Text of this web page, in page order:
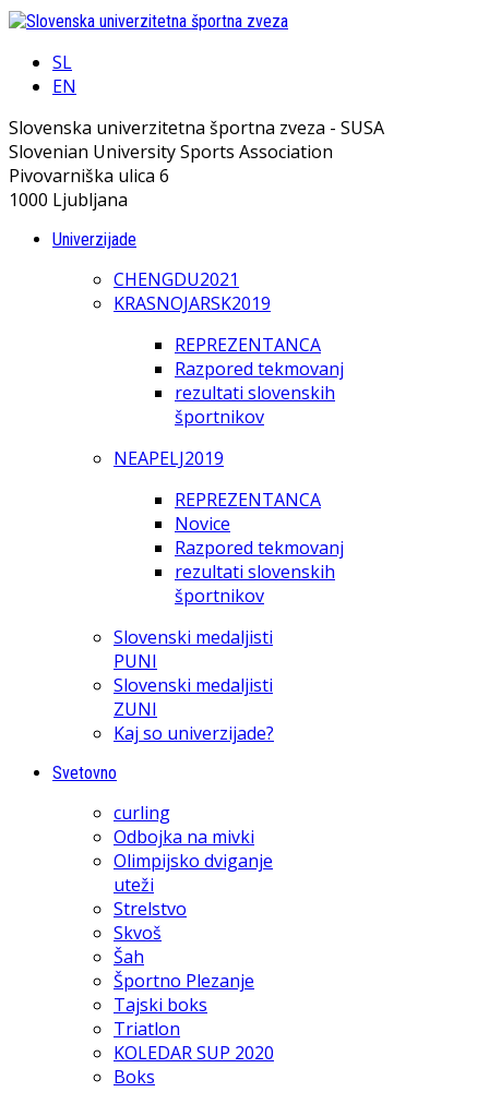
SL
EN
Slovenska univerzitetna športna zveza - SUSA
Slovenian University Sports Association
Pivovarniška ulica 6
1000 Ljubljana
Univerzijade
CHENGDU2021
KRASNOJARSK2019
REPREZENTANCA
Razpored tekmovanj
rezultati slovenskih
športnikov
NEAPELJ2019
REPREZENTANCA
Novice
Razpored tekmovanj
rezultati slovenskih
športnikov
Slovenski medaljisti
PUNI
Slovenski medaljisti
ZUNI
Kaj so univerzijade?
Svetovno
curling
Odbojka na mivki
Olimpijsko dviganje
uteži
Strelstvo
Skvoš
Šah
Športno Plezanje
Tajski boks
Triatlon
KOLEDAR SUP 2020
Boks